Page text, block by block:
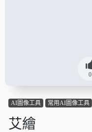
0
AI圖像工具 常用AI圖像工具
艾繪